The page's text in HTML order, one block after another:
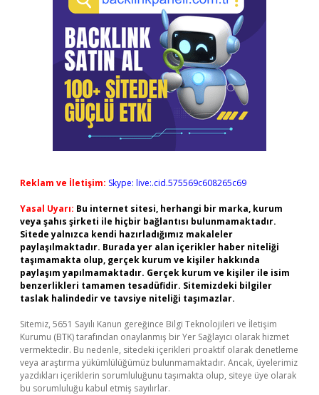
Reklam ve İletişim: Skype: live:.cid.575569c608265c69
Yasal Uyarı: Bu internet sitesi, herhangi bir marka, kurum
veya şahıs şirketi ile hiçbir bağlantısı bulunmamaktadır.
Sitede yalnızca kendi hazırladığımız makaleler
paylaşılmaktadır. Burada yer alan içerikler haber niteliği
taşımamakta olup, gerçek kurum ve kişiler hakkında
paylaşım yapılmamaktadır. Gerçek kurum ve kişiler ile isim
benzerlikleri tamamen tesadüfidir. Sitemizdeki bilgiler
taslak halindedir ve tavsiye niteliği taşımazlar.
Sitemiz, 5651 Sayılı Kanun gereğince Bilgi Teknolojileri ve İletişim
Kurumu (BTK) tarafından onaylanmış bir Yer Sağlayıcı olarak hizmet
vermektedir. Bu nedenle, sitedeki içerikleri proaktif olarak denetleme
veya araştırma yükümlülüğümüz bulunmamaktadır. Ancak, üyelerimiz
yazdıkları içeriklerin sorumluluğunu taşımakta olup, siteye üye olarak
bu sorumluluğu kabul etmiş sayılırlar.